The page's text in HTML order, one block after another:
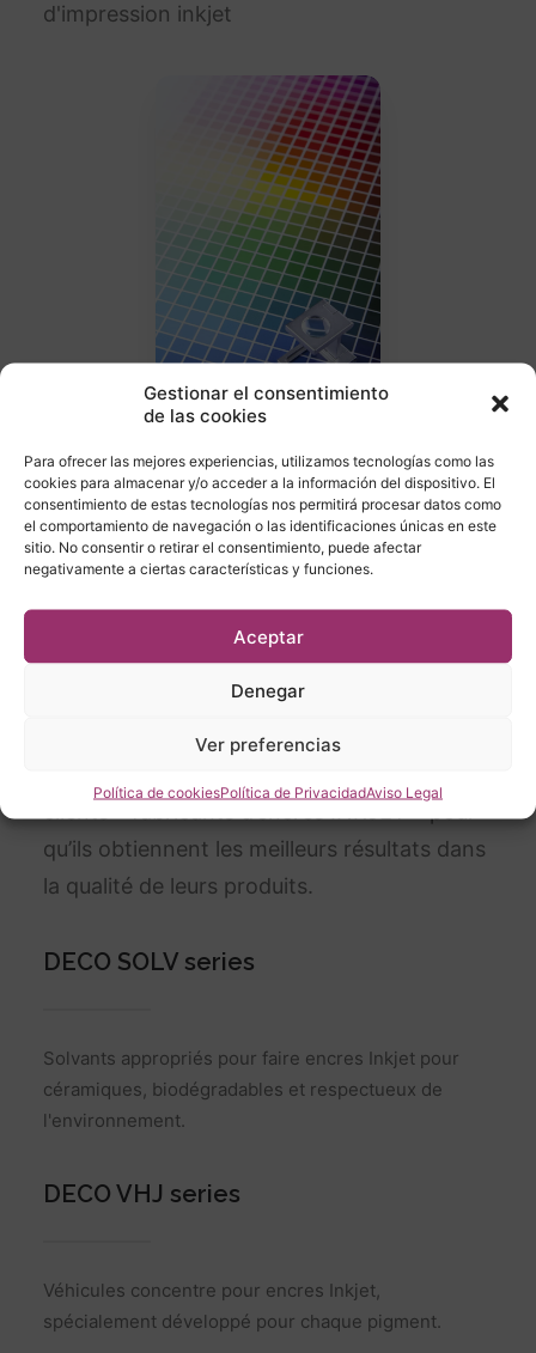
Gestionar el consentimiento
de las cookies
Para ofrecer las mejores experiencias, utilizamos tecnologías como las
cookies para almacenar y/o acceder a la información del dispositivo. El
consentimiento de estas tecnologías nos permitirá procesar datos como
el comportamiento de navegación o las identificaciones únicas en este
sitio. No consentir o retirar el consentimiento, puede afectar
negativamente a ciertas características y funciones.
Aceptar
Denegar
Ver preferencias
Política de cookiesPolítica de PrivacidadAviso Legal
d'impression inkjet
DIGITAL PRINTING TECHNOLOGY
Les solvants et les additifs pour la
fabrication des encres Inkjet rencontrent la
technologie la plus sophistiquée de
production et de contrôle. Notre R&D
qu’ils obtiennent les meilleurs résultats dans
la qualité de leurs produits.
DECO SOLV series
Solvants appropriés pour faire encres Inkjet pour
céramiques, biodégradables et respectueux de
l'environnement.
DECO VHJ series
Véhicules concentre pour encres Inkjet,
spécialement développé pour chaque pigment.